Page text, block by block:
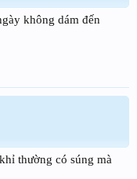
không dám đến
thường có súng mà